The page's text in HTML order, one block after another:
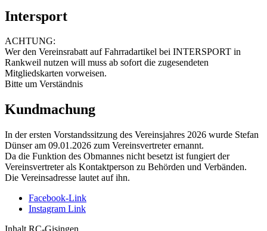
Intersport
ACHTUNG:
Wer den Vereinsrabatt auf Fahrradartikel bei INTERSPORT in
Rankweil nutzen will muss ab sofort die zugesendeten
Mitgliedskarten vorweisen.
Bitte um Verständnis
Kundmachung
In der ersten Vorstandssitzung des Vereinsjahres 2026 wurde Stefan
Dünser am 09.01.2026 zum Vereinsvertreter ernannt.
Da die Funktion des Obmannes nicht besetzt ist fungiert der
Vereinsvertreter als Kontaktperson zu Behörden und Verbänden.
Die Vereinsadresse lautet auf ihn.
Facebook-Link
Instagram Link